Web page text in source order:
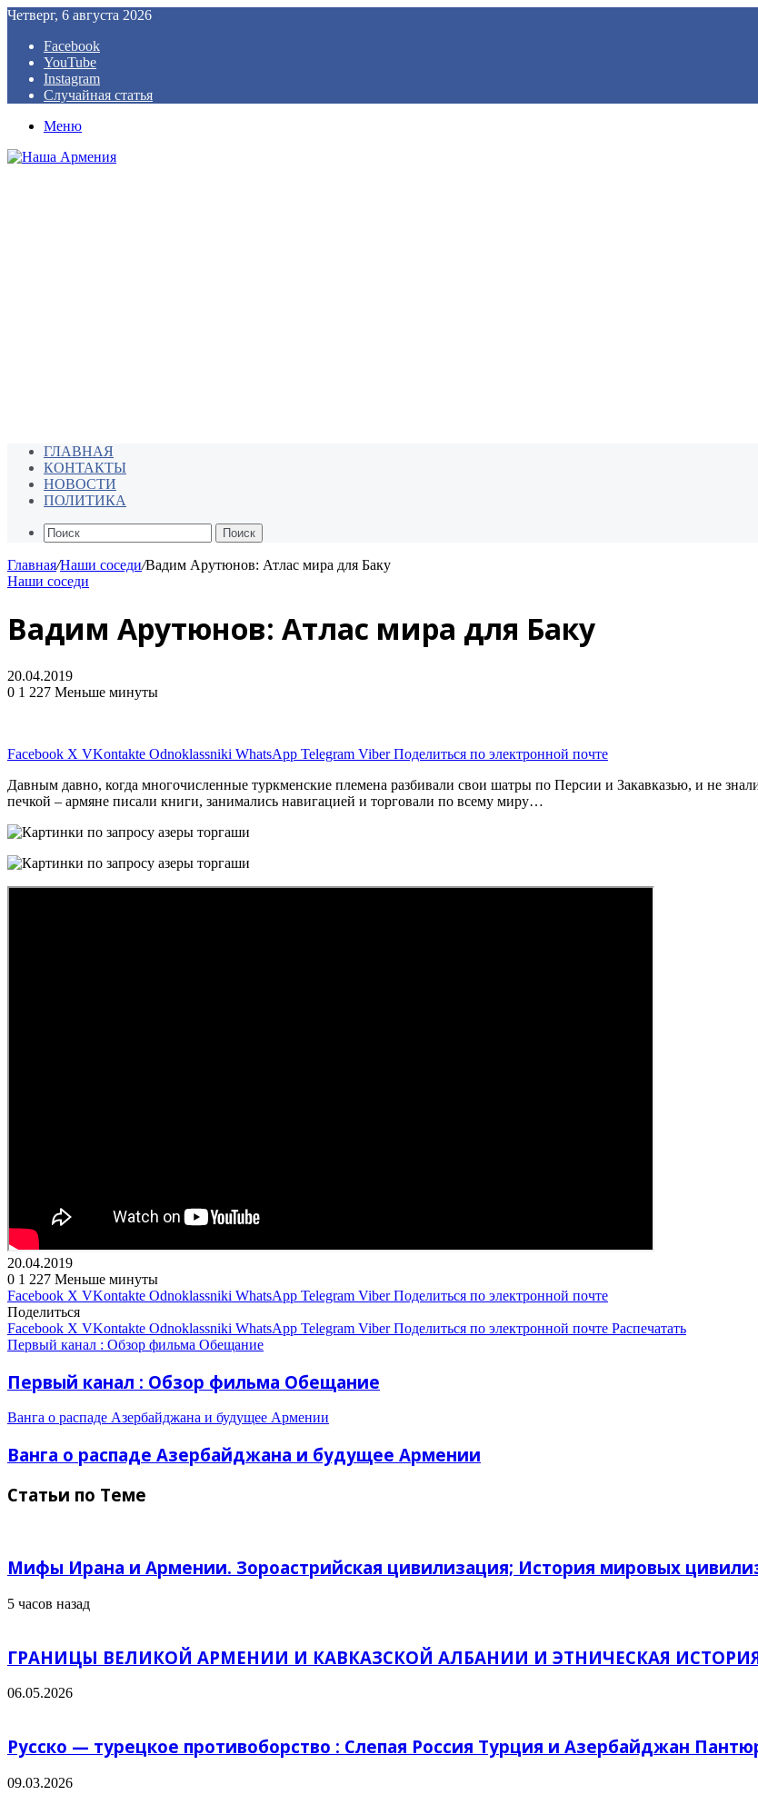
Четверг, 6 августа 2026
Facebook
YouTube
Instagram
Случайная статья
Меню
ГЛАВНАЯ
КОНТАКТЫ
НОВОСТИ
ПОЛИТИКА
Поиск
Главная/Наши соседи/Вадим Арутюнов: Атлас мира для Баку
Наши соседи
Вадим Арутюнов: Атлас мира для Баку
20.04.2019
0 1 227 Меньше минуты
Facebook X VKontakte Odnoklassniki WhatsApp Telegram Viber Поделиться по электронной почте
Давным давно, когда многочисленные туркменские племена разбивали свои шатры по Персии и Закавказью, и не
печкой – армяне писали книги, занимались навигацией и торговали по всему миру…
20.04.2019
0 1 227 Меньше минуты
Facebook X VKontakte Odnoklassniki WhatsApp Telegram Viber Поделиться по электронной почте
Поделиться
Facebook X VKontakte Odnoklassniki WhatsApp Telegram Viber Поделиться по электронной почте Распечатать
Первый канал : Обзор фильма Обещание
Первый канал : Обзор фильма Обещание
Ванга о распаде Азербайджана и будущее Армении
Ванга о распаде Азербайджана и будущее Армении
Статьи по Теме
Мифы Ирана и Армении. Зороастрийская цивилизация; История мировых
5 часов назад
ГРАНИЦЫ ВЕЛИКОЙ АРМЕНИИ И КАВКАЗСКОЙ АЛБАНИИ И ЭТНИЧЕСКАЯ
06.05.2026
Русско — турецкое противоборство : Слепая Россия Турция и Азербайджан
09.03.2026